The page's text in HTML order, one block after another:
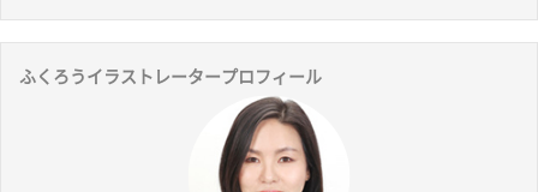
ふくろうイラストレータープロフィール